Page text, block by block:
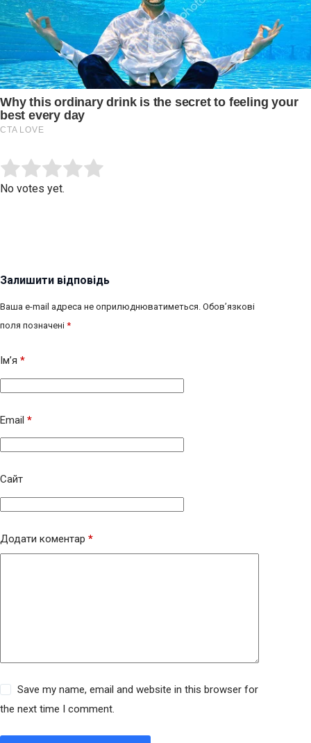
Rate this item:
No votes yet.
Залишити відповідь
Ваша e-mail адреса не оприлюднюватиметься. Обов’язкові
поля позначені *
Ім’я *
Email *
Сайт
Додати коментар *
Save my name, email and website in this browser for
the next time I comment.